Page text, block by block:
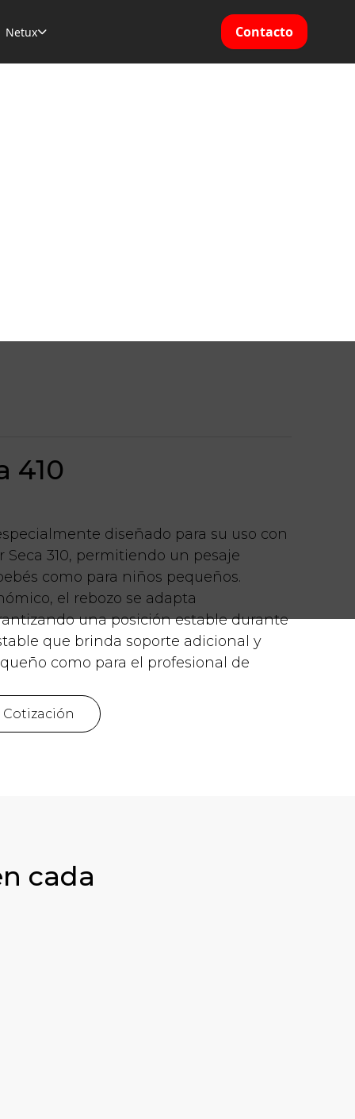
Netux Contacto
410
diseñado para su uso con
310, permitiendo un pesaje
como para niños pequeños.
el rebozo se adapta
una posición estable durante
que brinda soporte adicional y
como para el profesional de
cada